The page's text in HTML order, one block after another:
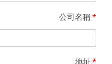
公司名稱*
地址*